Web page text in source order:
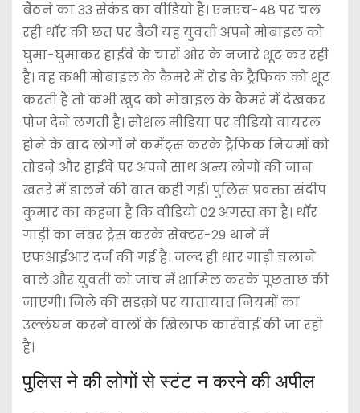
बैठने का 33 सेकंड का वीडियो है। एनएच-48 पर चल
रही थॉर की छत पर बैठी यह युवती अपने मोबाइल को
घुमा-घुमाकर हाईवे के चारों ओर के नजारे शूट कर रही
है। वह कभी मोबाइल के कैमरे में रोड के ट्रैफिक को शूट
करती है तो कभी खुद को मोबाइल के कैमरे में देखकर
पोज देने लगती है। सोशल मीडिया पर वीडियो वायरल
होने के बाद लोगों ने कमेंट्स करके ट्रैफिक नियमों को
तोडऩे और हाईवे पर अपने साथ अन्य लोगों की जान
खतरे में डालने की बात कही गई। पुलिस प्रवक्ता संदीप
कुमार का कहना है कि वीडियो 02 अगस्त का है। थॉर
गाड़ी का नंबर ट्रेस करके सेक्टर-29 थाने में
एफआईआर दर्ज की गई है। जल्द ही थार गाड़ी चलाने
वाले और युवती को जांच में शामिल करके पूछताछ की
जाएगी। जिले की सडक़ों पर यातायात नियमों का
उल्लंघन करने वालों के खिलाफ कार्रवाई की जा रही
है।
पुलिस ने की लोगों से स्टंट न करने की अपील